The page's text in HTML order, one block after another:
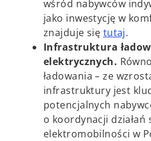
wśród nabywców
jako inwestycję w
znajduje się tutajo
p
e
n
s
i
n
a
.
Infrastruktura
elektrycznych.
ładowania – ze
infrastruktury jest
potencjalnych
o koordynacji
elektromobilności w